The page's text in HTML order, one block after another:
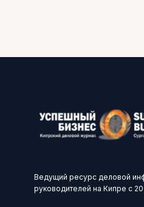
Ведущий ресурс деловой
руководителей на Кипре с